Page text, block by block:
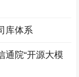
库体系
通院“开源大模